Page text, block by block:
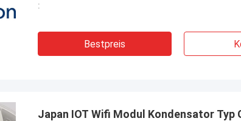
:
Bestpreis
Japan IOT Wifi Modul Kondensator Typ